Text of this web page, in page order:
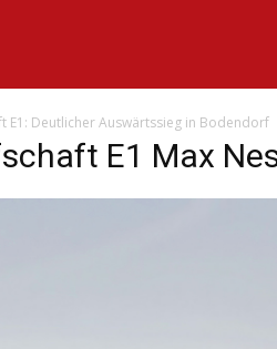
E1: Deutlicher Auswärtssieg in Bodendorf
E1 Max